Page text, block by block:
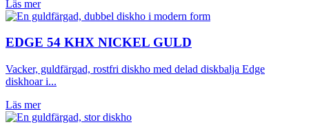
Läs mer
EDGE 54 KHX NICKEL GULD
Vacker, guldfärgad, rostfri diskho med delad diskbalja Edge
diskhoar i...
Läs mer